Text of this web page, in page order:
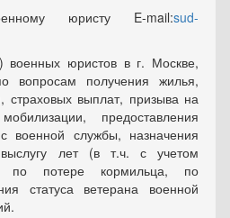
юристу E-mail:sud-
военных юристов в г. Москве,
вопросам получения жилья,
страховых выплат, призыва на
предоставления
военной службы, назначения
лет (в т.ч. с учетом
по потере кормильца, по
статуса ветерана военной